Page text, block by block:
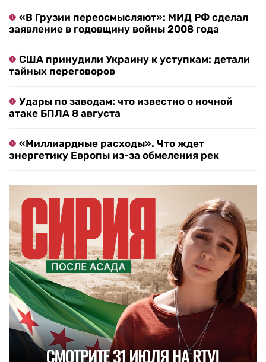
«В Грузии переосмысляют»: МИД РФ сделал
заявление в годовщину войны 2008 года
США принудили Украину к уступкам: детали
тайных переговоров
Удары по заводам: что известно о ночной
атаке БПЛА 8 августа
«Миллиардные расходы». Что ждет
энергетику Европы из-за обмеления рек